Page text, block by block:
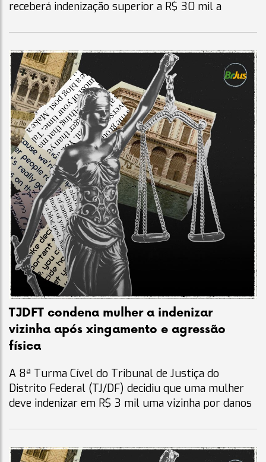
receberá indenização superior a R$ 30 mil a
TJDFT condena mulher a indenizar
vizinha após xingamento e agressão
física
A 8ª Turma Cível do Tribunal de Justiça do
Distrito Federal (TJ/DF) decidiu que uma mulher
deve indenizar em R$ 3 mil uma vizinha por danos